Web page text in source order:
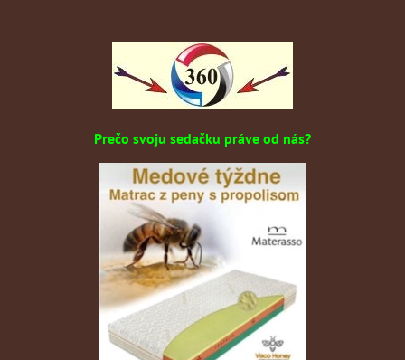
Prečo svoju sedačku práve od nás?